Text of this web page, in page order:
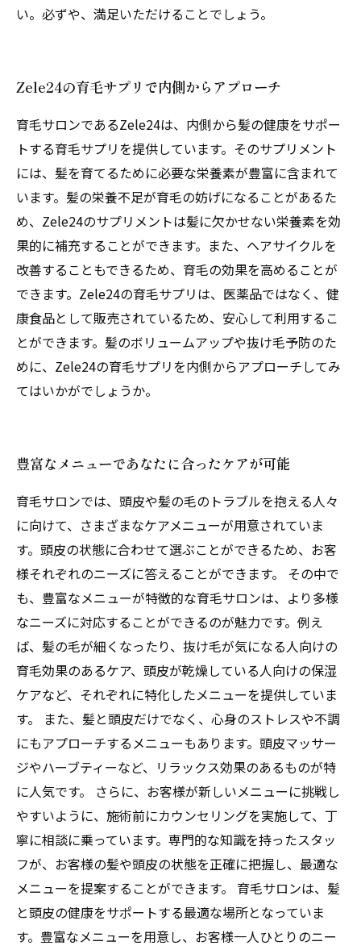
い。必ずや、満足いただけることでしょう。
Zele24の育毛サプリで内側からアプローチ
育毛サロンであるZele24は、内側から髪の健康をサポー
トする育毛サプリを提供しています。そのサプリメント
には、髪を育てるために必要な栄養素が豊富に含まれて
います。髪の栄養不足が育毛の妨げになることがあるた
め、Zele24のサプリメントは髪に欠かせない栄養素を効
果的に補充することができます。また、ヘアサイクルを
改善することもできるため、育毛の効果を高めることが
できます。Zele24の育毛サプリは、医薬品ではなく、健
康食品として販売されているため、安心して利用するこ
とができます。髪のボリュームアップや抜け毛予防のた
めに、Zele24の育毛サプリを内側からアプローチしてみ
てはいかがでしょうか。
豊富なメニューであなたに合ったケアが可能
育毛サロンでは、頭皮や髪の毛のトラブルを抱える人々
に向けて、さまざまなケアメニューが用意されていま
す。頭皮の状態に合わせて選ぶことができるため、お客
様それぞれのニーズに答えることができます。 その中で
も、豊富なメニューが特徴的な育毛サロンは、より多様
なニーズに対応することができるのが魅力です。例え
ば、髪の毛が細くなったり、抜け毛が気になる人向けの
育毛効果のあるケア、頭皮が乾燥している人向けの保湿
ケアなど、それぞれに特化したメニューを提供していま
す。 また、髪と頭皮だけでなく、心身のストレスや不調
にもアプローチするメニューもあります。頭皮マッサー
ジやハーブティーなど、リラックス効果のあるものが特
に人気です。 さらに、お客様が新しいメニューに挑戦し
やすいように、施術前にカウンセリングを実施して、丁
寧に相談に乗っています。専門的な知識を持ったスタッ
フが、お客様の髪や頭皮の状態を正確に把握し、最適な
メニューを提案することができます。 育毛サロンは、髪
と頭皮の健康をサポートする最適な場所となっていま
す。豊富なメニューを用意し、お客様一人ひとりのニー